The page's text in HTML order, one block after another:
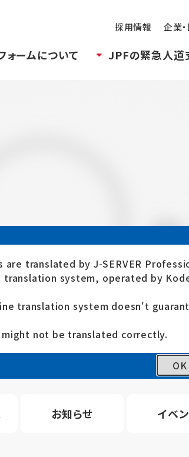
採用情報 企業
ォームについて JPFの緊急人道
お知らせ イベ
translated by J-SERVER
translation system, operated by
translation system doesn't
not be translated correctly.
OK